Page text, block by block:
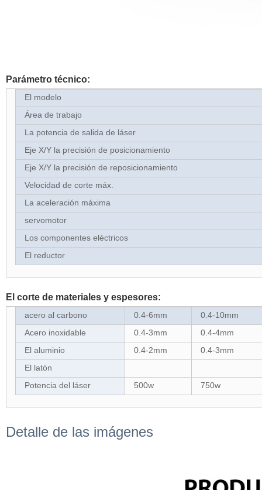
Parámetro técnico:
El modelo
Área de trabajo
La potencia de salida de láser
Eje X/Y la precisión de posicionamiento
Eje X/Y la precisión de reposicionamiento
Velocidad de corte máx.
La aceleración máxima
servomotor
Los componentes eléctricos
El reductor
El corte de materiales y espesores:
acero al carbono 0.4-6mm
0.4-10mm
Acero inoxidable
0.4-3mm
0.4-4mm
El aluminio
0.4-2mm
0.4-3mm
El latón
Potencia del láser
500w 750w
Detalle de las imágenes